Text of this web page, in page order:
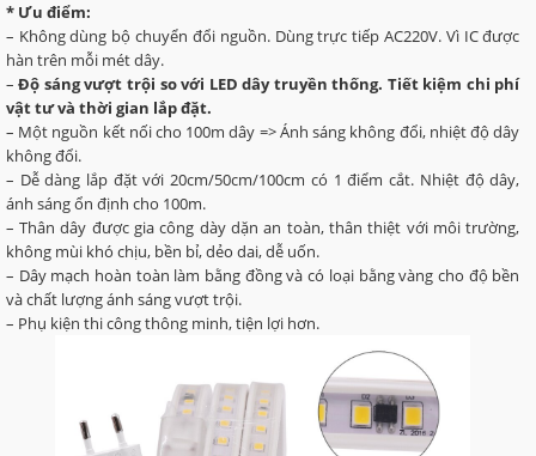
* Ưu điểm:
– Không dùng bộ chuyển đổi nguồn. Dùng trực tiếp AC220V. Vì IC được
hàn trên mỗi mét dây.
–Độ sáng vượt trội so với LED dây truyền thống. Tiết kiệm chi phí
vật tư và thời gian lắp đặt.
– Một nguồn kết nối cho 100m dây => Ánh sáng không đổi, nhiệt độ dây
không đổi.
– Dễ dàng lắp đặt với 20cm/50cm/100cm có 1 điểm cắt. Nhiệt độ dây,
ánh sáng ổn định cho 100m.
– Thân dây được gia công dày dặn an toàn, thân thiệt với môi trường,
không mùi khó chịu, bền bỉ, dẻo dai, dễ uốn.
– Dây mạch hoàn toàn làm bằng đồng và có loại bằng vàng cho độ bền
và chất lượng ánh sáng vượt trội.
– Phụ kiện thi công thông minh, tiện lợi hơn.